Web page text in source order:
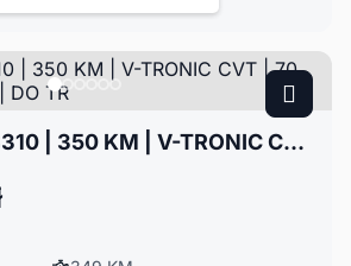
JCB Fastrac 8310 | 350 KM | V-TRONIC CVT | 70 km/h | 4x4 | TOP | DO TR